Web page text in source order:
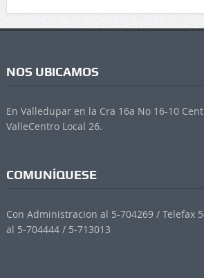
NOS UBICAMOS
En Valledupar en la Cra 16a No 16-10
ValleCentro Local 26.
COMUNÍQUESE
Con Administracion al 5-704269 / Telefax
al 5-704444 / 5-713013